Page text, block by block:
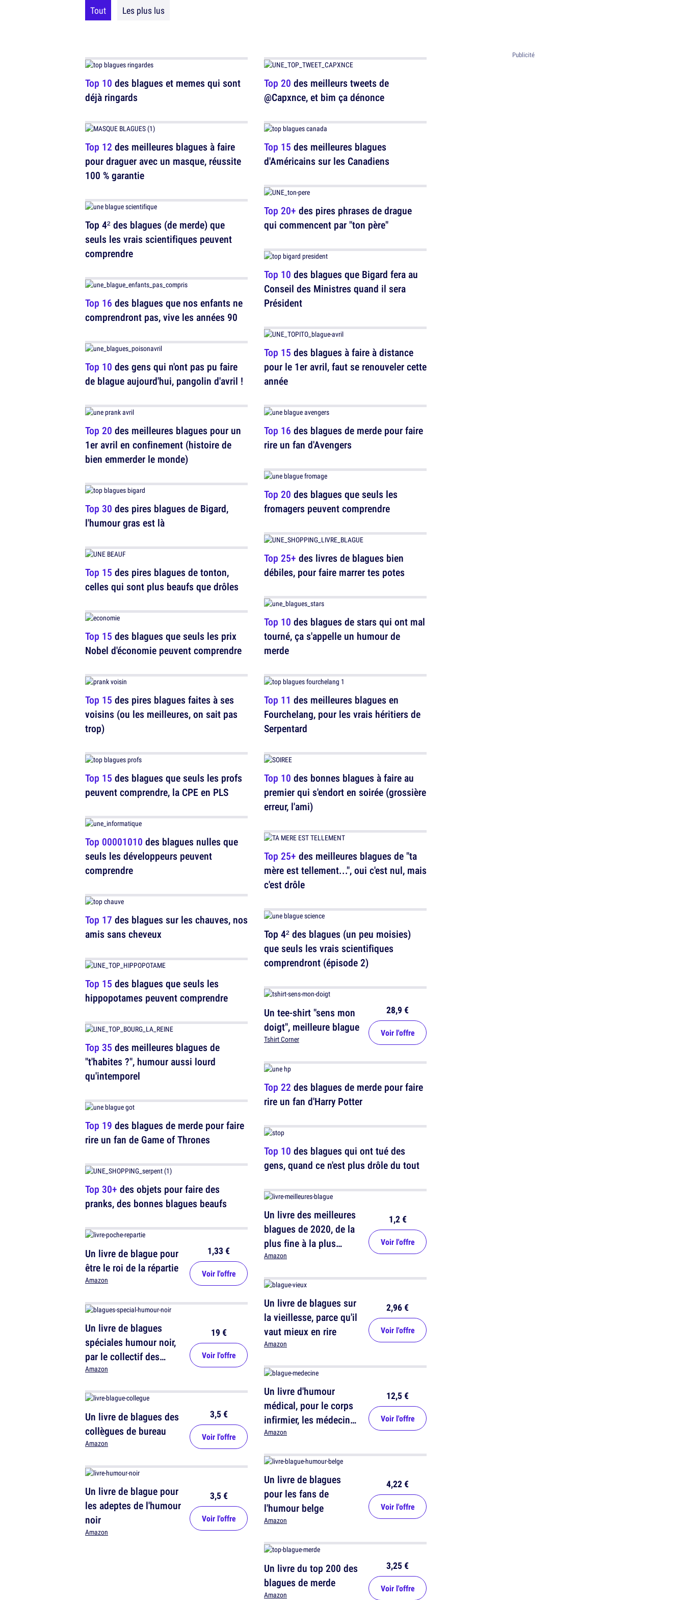
Tout Les plus lus
Top 10 des blagues et memes qui sont
déjà ringards
Top 12 des meilleures blagues à faire
pour draguer avec un masque, réussite
100 % garantie
Top 4² des blagues (de merde) que
seuls les vrais scientifiques peuvent
comprendre
Top 16 des blagues que nos enfants ne
comprendront pas, vive les années 90
Top 10 des gens qui n'ont pas pu faire
de blague aujourd'hui, pangolin d'avril !
Top 20 des meilleures blagues pour un
1er avril en confinement (histoire de
bien emmerder le monde)
Top 30 des pires blagues de Bigard,
l'humour gras est là
Top 15 des pires blagues de tonton,
celles qui sont plus beaufs que drôles
Top 15 des blagues que seuls les prix
Nobel d'économie peuvent comprendre
Top 15 des pires blagues faites à ses
voisins (ou les meilleures, on sait pas
trop)
Top 15 des blagues que seuls les profs
peuvent comprendre, la CPE en PLS
Top 00001010 des blagues nulles que
seuls les développeurs peuvent
comprendre
Top 17 des blagues sur les chauves, nos
amis sans cheveux
Top 15 des blagues que seuls les
hippopotames peuvent comprendre
Top 35 des meilleures blagues de
"t'habites ?", humour aussi lourd
qu'intemporel
Top 19 des blagues de merde pour faire
rire un fan de Game of Thrones
Top 30+ des objets pour faire des
pranks, des bonnes blagues beaufs
Un livre de blague pour
être le roi de la répartie
Amazon
1,33 €
Voir l'offre
Un livre de blagues
spéciales humour noir,
par le collectif des
cyniques euphoriques
Amazon
19 €
Voir l'offre
Un livre de blagues des
collègues de bureau
Amazon
3,5 €
Voir l'offre
Un livre de blague pour
les adeptes de l'humour
noir
Amazon
3,5 €
Voir l'offre
Top 20 des meilleurs tweets de
@Capxnce, et bim ça dénonce
Top 15 des meilleures blagues
d'Américains sur les Canadiens
Top 20+ des pires phrases de drague
qui commencent par "ton père"
Top 10 des blagues que Bigard fera au
Conseil des Ministres quand il sera
Président
Top 15 des blagues à faire à distance
pour le 1er avril, faut se renouveler cette
année
Top 16 des blagues de merde pour faire
rire un fan d'Avengers
Top 20 des blagues que seuls les
fromagers peuvent comprendre
Top 25+ des livres de blagues bien
débiles, pour faire marrer tes potes
Top 10 des blagues de stars qui ont mal
tourné, ça s'appelle un humour de
merde
Top 11 des meilleures blagues en
Fourchelang, pour les vrais héritiers de
Serpentard
Top 10 des bonnes blagues à faire au
premier qui s'endort en soirée (grossière
erreur, l'ami)
Top 25+ des meilleures blagues de "ta
mère est tellement...", oui c'est nul, mais
c'est drôle
Top 4² des blagues (un peu moisies)
que seuls les vrais scientifiques
comprendront (épisode 2)
Un tee-shirt "sens mon
doigt", meilleure blague
Tshirt Corner
28,9 €
Voir l'offre
Top 22 des blagues de merde pour faire
rire un fan d'Harry Potter
Top 10 des blagues qui ont tué des
gens, quand ce n'est plus drôle du tout
Un livre des meilleures
blagues de 2020, de la
plus fine à la plus
grossière
Amazon
1,2 €
Voir l'offre
Un livre de blagues sur
la vieillesse, parce qu'il
vaut mieux en rire
Amazon
2,96 €
Voir l'offre
Un livre d'humour
médical, pour le corps
infirmier, les médecins,
les chirurgiens, les
Amazon
12,5 €
Voir l'offre
Un livre de blagues
pour les fans de
l'humour belge
Amazon
4,22 €
Voir l'offre
Un livre du top 200 des
blagues de merde
Amazon
3,25 €
Voir l'offre